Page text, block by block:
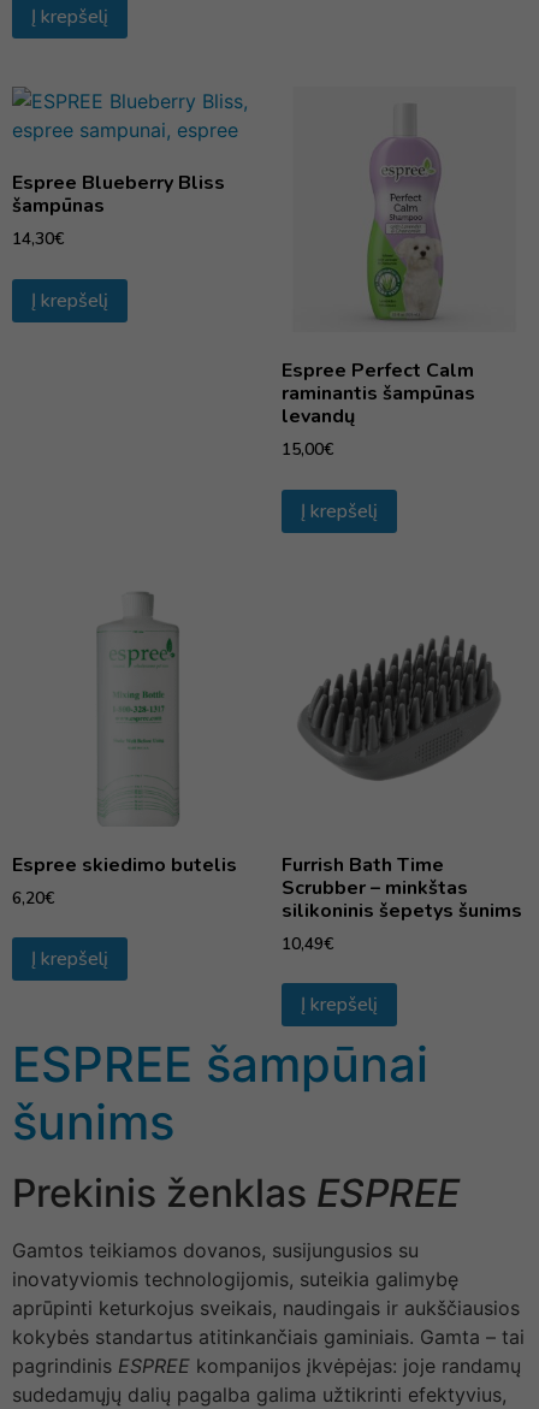
Į krepšelį
Espree Blueberry Bliss
šampūnas
14,30€
Į krepšelį
Espree Perfect Calm
raminantis šampūnas
levandų
15,00€
Į krepšelį
Espree skiedimo butelis
6,20€
Į krepšelį
Furrish Bath Time
Scrubber – minkštas
silikoninis šepetys šunims
10,49€
Į krepšelį
ESPREE šampūnai
šunims
Prekinis ženklas ESPREE
Gamtos teikiamos dovanos, susijungusios su
inovatyviomis technologijomis, suteikia galimybę
aprūpinti keturkojus sveikais, naudingais ir aukščiausios
kokybės standartus atitinkančiais gaminiais. Gamta – tai
pagrindinis ESPREE kompanijos įkvėpėjas: joje randamų
sudedamųjų dalių pagalba galima užtikrinti efektyvius,